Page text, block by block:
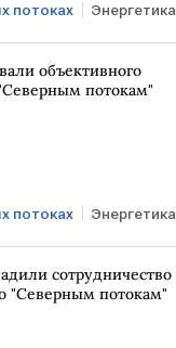
потоках Энергетика
РФ, Украины и ЕС
объективного
потокам"
потоках Энергетика
РФ, Украины и ЕС
сотрудничество
"Северным потокам"